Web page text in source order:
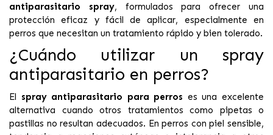
antiparasitario spray, formulados para ofrecer una
protección eficaz y fácil de aplicar, especialmente en
perros que necesitan un tratamiento rápido y bien tolerado.
¿Cuándo utilizar un spray
antiparasitario en perros?
El spray antiparasitario para perros es una excelente
alternativa cuando otros tratamientos como pipetas o
pastillas no resultan adecuados. En perros con piel sensible,